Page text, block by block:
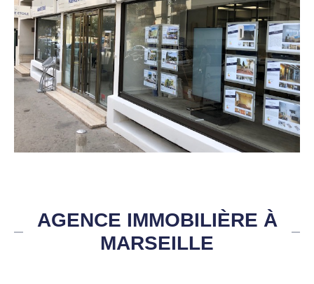
AGENCE IMMOBILIÈRE À
MARSEILLE